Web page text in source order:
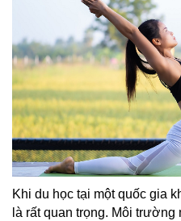
Khi du học tại một quốc gia
là rất quan trọng. Môi